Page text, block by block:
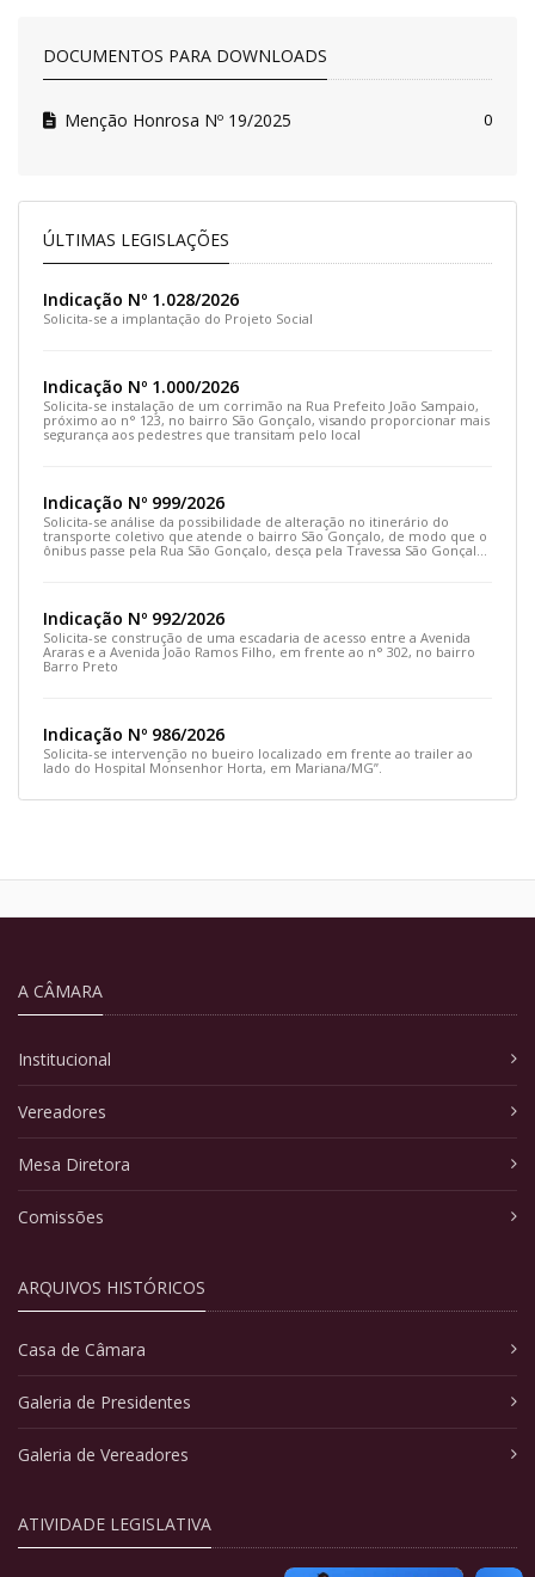
DOCUMENTOS PARA DOWNLOADS
Menção Honrosa Nº 19/2025 0
ÚLTIMAS LEGISLAÇÕES
Indicação Nº 1.028/2026
Solicita-se a implantação do Projeto Social
Indicação Nº 1.000/2026
Solicita-se instalação de um corrimão na Rua Prefeito João Sampaio,
próximo ao n° 123, no bairro São Gonçalo, visando proporcionar mais
segurança aos pedestres que transitam pelo local
Indicação Nº 999/2026
Solicita-se análise da possibilidade de alteração no itinerário do
transporte coletivo que atende o bairro São Gonçalo, de modo que o
ônibus passe pela Rua São Gonçalo, desça pela Travessa São Gonçalo
Indicação Nº 992/2026
Solicita-se construção de uma escadaria de acesso entre a Avenida
Araras e a Avenida João Ramos Filho, em frente ao n° 302, no bairro
Barro Preto
Indicação Nº 986/2026
Solicita-se intervenção no bueiro localizado em frente ao trailer ao
lado do Hospital Monsenhor Horta, em Mariana/MG”.
A CÂMARA
Institucional
Vereadores
Mesa Diretora
Comissões
ARQUIVOS HISTÓRICOS
Casa de Câmara
Galeria de Presidentes
Galeria de Vereadores
ATIVIDADE LEGISLATIVA